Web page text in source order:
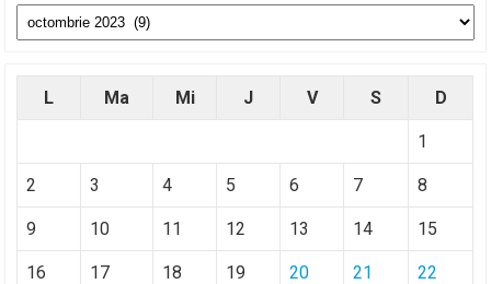
Arhive
L Ma Mi J V S D
1
2 3 4 5 6 7 8
9 10 11 12 13 14 15
16 17 18 19 20 21 22